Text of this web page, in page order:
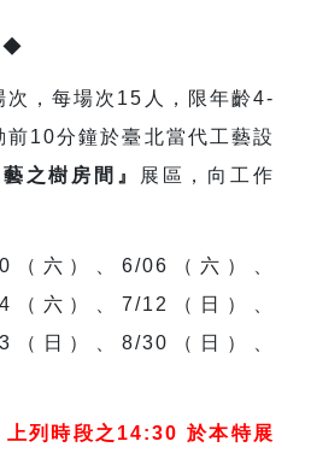
次，每場次15人，限年齡4-
10分鐘於臺北當代工藝設
藝之樹房間』
展區，向工作
（六）、6/06（六）、
（六）、7/12（日）、
（日）、8/30（日）、
上列時段之14:30 於本特展